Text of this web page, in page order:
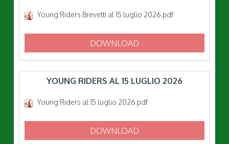
Young Riders Brevetti al 15 luglio 2026.pdf
DOWNLOAD
YOUNG RIDERS AL 15 LUGLIO 2026
Young Riders al 15 luglio 2026.pdf
DOWNLOAD